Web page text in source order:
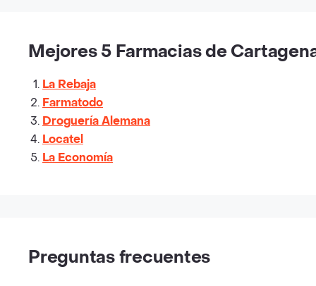
Mejores 5 Farmacias de
La Rebaja
Farmatodo
Droguería Alemana
Locatel
La Economía
Preguntas frecuentes